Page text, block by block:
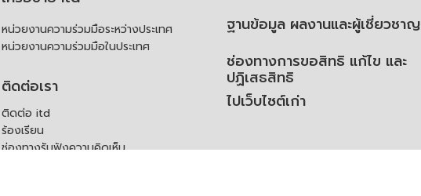
หน่วยงานความร่วมมือระหว่างประเทศ
หน่วยงานความร่วมมือในประเทศ
ติดต่อเรา
ติดต่อ itd
ร้องเรียน
ช่องทางรับฟังความคิดเห็น
ฐานข้อมูล ผลงานและผู้เชี่ยวชาญ
ช่องทางการขอสิทธิ แก้ไข และ
ปฏิเสธสิทธิ
ไปเว็บไซต์เก่า